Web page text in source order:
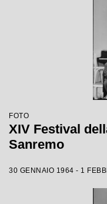
FOTO
XIV Festival
Sanremo
30 GENNAIO 1964 - 1